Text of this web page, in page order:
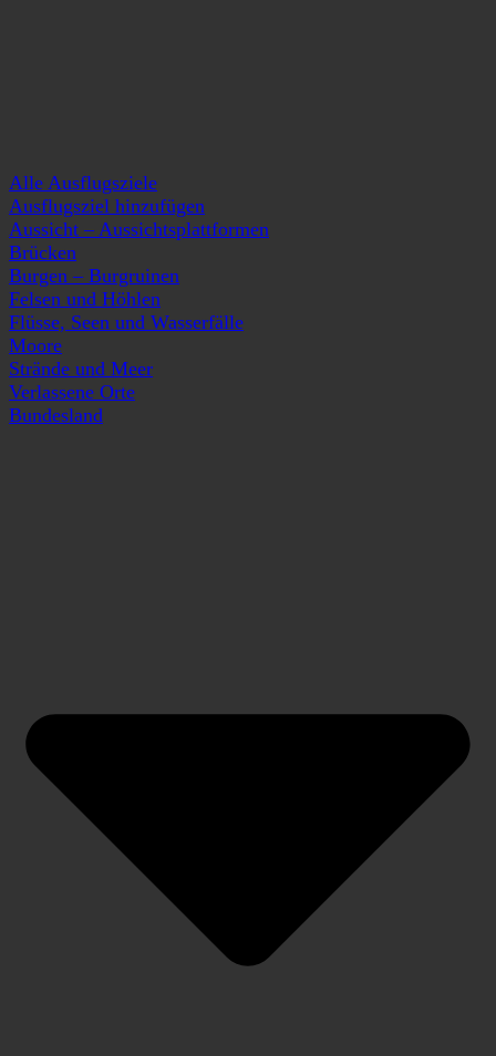
Alle Ausflugsziele
Ausflugsziel hinzufügen
Aussicht – Aussichtsplattformen
Brücken
Burgen – Burgruinen
Felsen und Höhlen
Flüsse, Seen und Wasserfälle
Moore
Strände und Meer
Verlassene Orte
Bundesland